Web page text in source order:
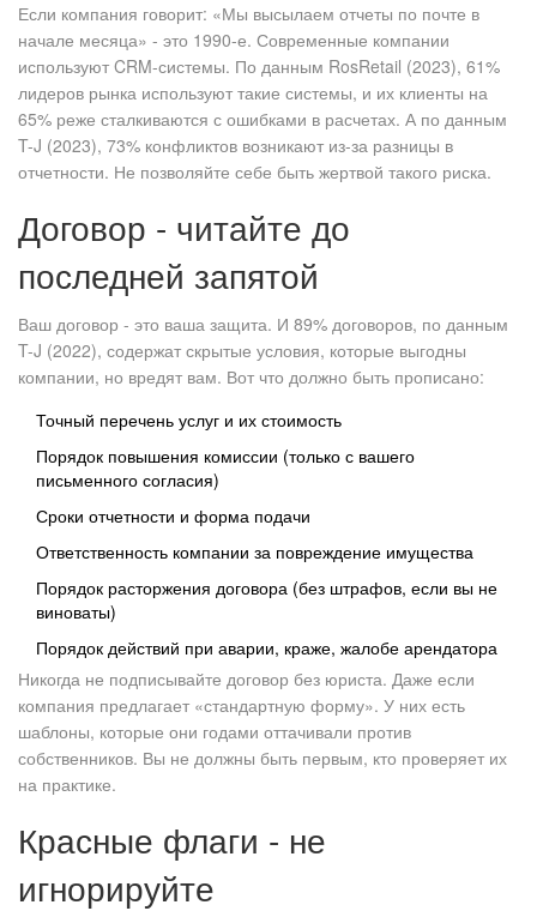
Если компания говорит: «Мы высылаем отчеты по почте в
начале месяца» - это 1990-е. Современные компании
используют CRM-системы. По данным RosRetail (2023), 61%
лидеров рынка используют такие системы, и их клиенты на
65% реже сталкиваются с ошибками в расчетах. А по данным
T-J (2023), 73% конфликтов возникают из-за разницы в
отчетности. Не позволяйте себе быть жертвой такого риска.
Договор - читайте до
последней запятой
Ваш договор - это ваша защита. И 89% договоров, по данным
T-J (2022), содержат скрытые условия, которые выгодны
компании, но вредят вам. Вот что должно быть прописано:
Точный перечень услуг и их стоимость
Порядок повышения комиссии (только с вашего
письменного согласия)
Сроки отчетности и форма подачи
Ответственность компании за повреждение имущества
Порядок расторжения договора (без штрафов, если вы не
виноваты)
Порядок действий при аварии, краже, жалобе арендатора
Никогда не подписывайте договор без юриста. Даже если
компания предлагает «стандартную форму». У них есть
шаблоны, которые они годами оттачивали против
собственников. Вы не должны быть первым, кто проверяет их
на практике.
Красные флаги - не
игнорируйте